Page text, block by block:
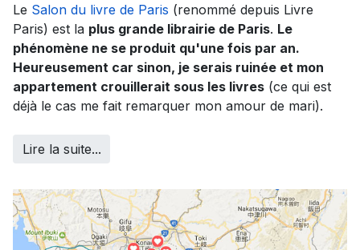
Le Salon du livre de Paris (renommé depuis Livre
Paris) est la plus grande librairie de Paris. Le
phénomène ne se produit qu'une fois par an.
Heureusement car sinon, je serais ruinée et mon
appartement crouillerait sous les livres (ce qui est
déjà le cas me fait remarquer mon amour de mari).
Lire la suite...